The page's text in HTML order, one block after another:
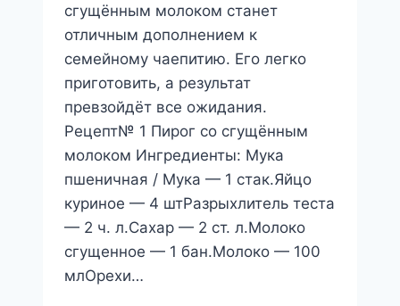
сгущённым молоком станет
отличным дополнением к
семейному чаепитию. Его легко
приготовить, а результат
превзойдёт все ожидания.
Рецепт№ 1 Пирог со сгущённым
молоком Ингредиенты: Мука
пшеничная / Мука — 1 стак.Яйцо
куриное — 4 штРазрыхлитель теста
— 2 ч. л.Сахар — 2 ст. л.Молоко
сгущенное — 1 бан.Молоко — 100
млОрехи…